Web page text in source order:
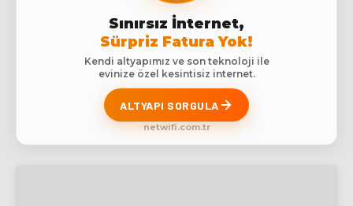
Sınırsız İnternet,
Sürpriz Fatura Yok!
Kendi altyapımız ve son teknoloji ile
evinize özel kesintisiz internet.
ALTYAPI SORGULA
netwifi.com.tr